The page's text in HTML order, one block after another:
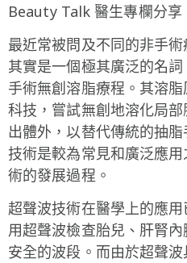
Beauty Talk 醫生專欄分享
最近常被問及不同的非手
其實是一個極其廣泛的名
手術無創溶脂療程。其溶
科技，嘗試無創地溶化局
出體外，以替代傳統的抽
技術是較為常見和廣泛應
術的發展過程。
超聲波技術在醫學上的應
用超聲波檢查胎兒、肝腎
安全的波段。而由於超聲